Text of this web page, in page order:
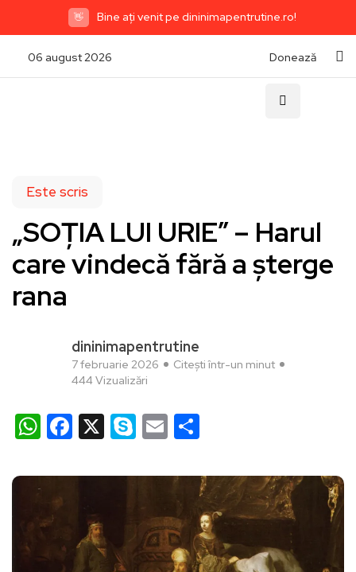
👋 Bine ați venit pe dininimapentrutine.ro!
06 august 2026 Donează
Este scris
„SOȚIA LUI URIE” – Harul
care vindecă fără a șterge
rana
dininimapentrutine
7 februarie 2026
Citești într-un minut
444 Vizualizări
WhatsApp
Facebook
X Skype
Email